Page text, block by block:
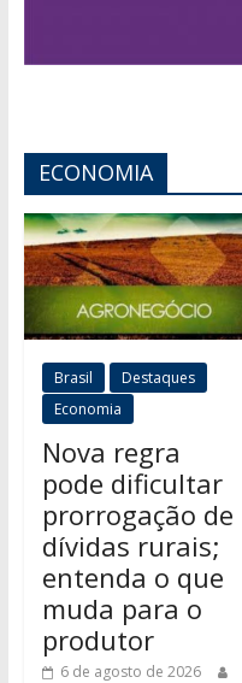
ECONOMIA
Brasil
Destaques
Economia
Nova regra
pode dificultar
prorrogação de
dívidas rurais;
entenda o que
muda para o
produtor
6 de agosto de 2026